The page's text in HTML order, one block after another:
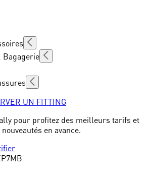
Bagagerie
UN FITTING
pour profitez des meilleurs tarifs et
en avance.
P7MB